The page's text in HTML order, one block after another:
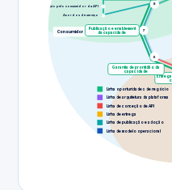
Consumidor
Acordos de serviço
Adoção pelo consumidor da API
6
Garantia de prontidão da
capacidade
7
Publicação e enablement
da capacidade
8
Linha oportunidades de negócio
Linha de arquitetura da plataforma
Linha de conceção de API
Linha de entrega
Linha de publicação e adoção
Linha de modelo operacional